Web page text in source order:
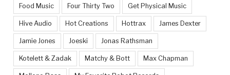
Food Music Four Thirty Two Get Physical Music
Hive Audio Hot Creations Hottrax James Dexter
Jamie Jones Joeski Jonas Rathsman
Kotelett & Zadak Matchy & Bott Max Chapman